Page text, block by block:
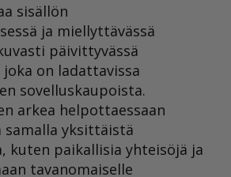
sisällön
ja miellyttävässä
päivittyvässä
joka on ladattavissa
sovelluskaupoista.
arkea helpottaessaan
samalla yksittäistä
kuten paikallisia yhteisöjä ja
tavanomaiselle